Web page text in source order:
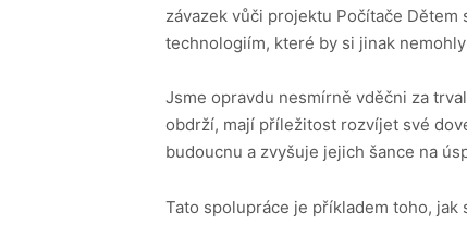
závazek vůči projektu Počítače
technologiím, které by si jinak
Jsme opravdu nesmírně vděčni za
obdrží, mají příležitost rozvíjet své
budoucnu a zvyšuje jejich šance na
Tato spolupráce je příkladem toho,